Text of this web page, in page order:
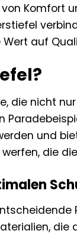
Komfort
auf
die nicht
und
die
die